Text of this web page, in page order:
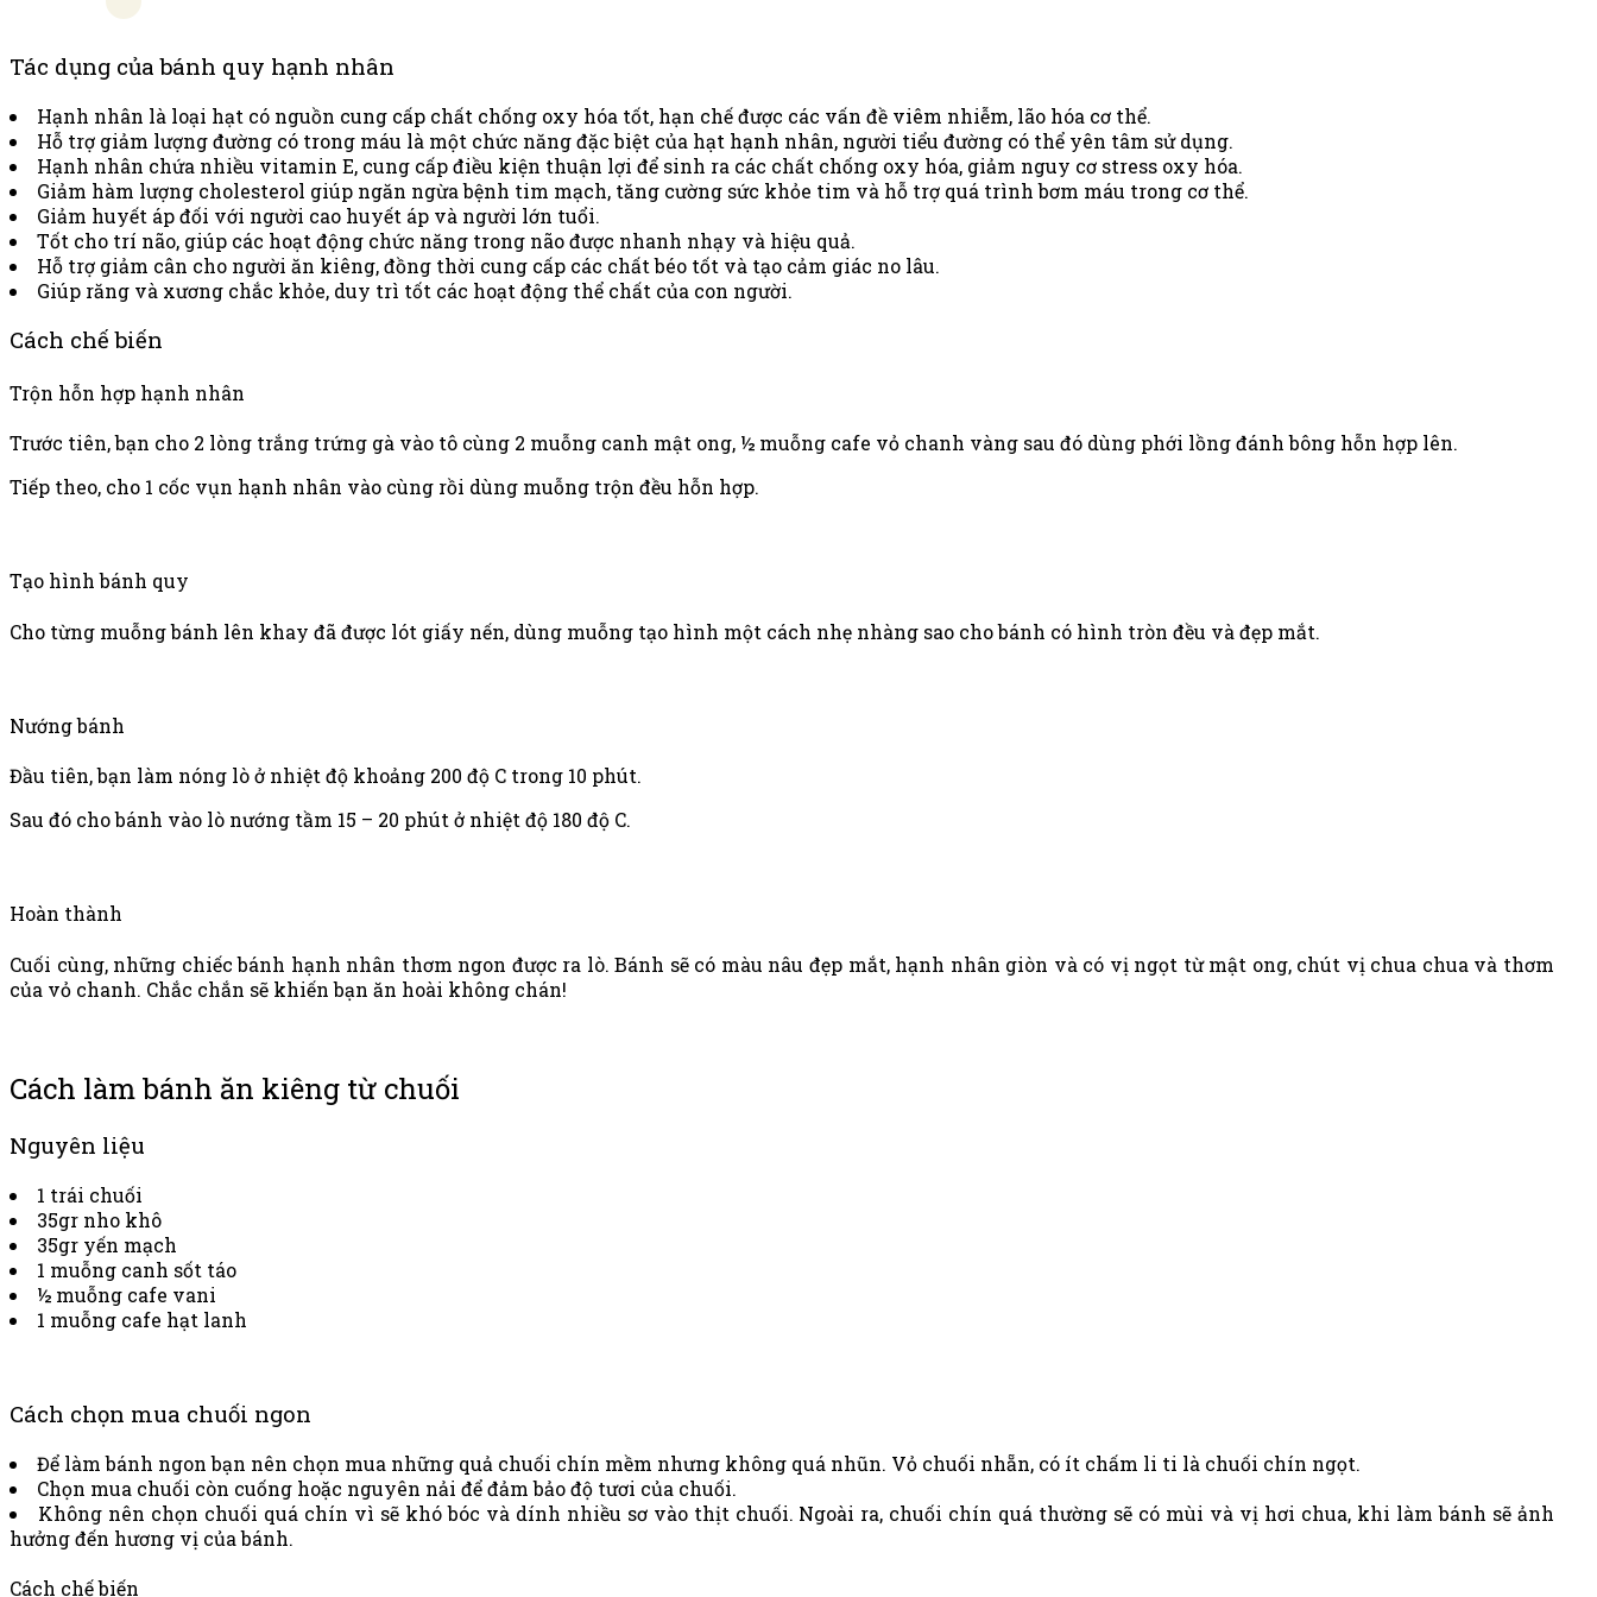
Tác dụng của bánh quy hạnh nhân
Hạnh nhân là loại hạt có nguồn cung cấp chất chống oxy hóa tốt, hạn chế được các vấn đề viêm nhiễm, lão hóa cơ thể.
Hỗ trợ giảm lượng đường có trong máu là một chức năng đặc biệt của hạt hạnh nhân, người tiểu đường có thể yên tâm sử dụng.
Hạnh nhân chứa nhiều vitamin E, cung cấp điều kiện thuận lợi để sinh ra các chất chống oxy hóa, giảm nguy cơ stress oxy hóa.
Giảm hàm lượng cholesterol giúp ngăn ngừa bệnh tim mạch, tăng cường sức khỏe tim và hỗ trợ quá trình bơm máu trong cơ thể.
Giảm huyết áp đối với người cao huyết áp và người lớn tuổi.
Tốt cho trí não, giúp các hoạt động chức năng trong não được nhanh nhạy và hiệu quả.
Hỗ trợ giảm cân cho người ăn kiêng, đồng thời cung cấp các chất béo tốt và tạo cảm giác no lâu.
Giúp răng và xương chắc khỏe, duy trì tốt các hoạt động thể chất của con người.
Cách chế biến
Trộn hỗn hợp hạnh nhân
Trước tiên, bạn cho 2 lòng trắng trứng gà vào tô cùng 2 muỗng canh mật ong, ½ muỗng cafe vỏ chanh vàng sau đó dùng phới lồng đánh bông hỗn hợp lên.
Tiếp theo, cho 1 cốc vụn hạnh nhân vào cùng rồi dùng muỗng trộn đều hỗn hợp.
Tạo hình bánh quy
Cho từng muỗng bánh lên khay đã được lót giấy nến, dùng muỗng tạo hình một cách nhẹ nhàng sao cho bánh có hình tròn đều và đẹp mắt.
Nướng bánh
Đầu tiên, bạn làm nóng lò ở nhiệt độ khoảng 200 độ C trong 10 phút.
Sau đó cho bánh vào lò nướng tầm 15 – 20 phút ở nhiệt độ 180 độ C.
Hoàn thành
Cuối cùng, những chiếc bánh hạnh nhân thơm ngon được ra lò. Bánh sẽ có màu nâu đẹp mắt, hạnh nhân giòn và có vị ngọt từ mật ong, chút vị chua chua và thơm
của vỏ chanh. Chắc chắn sẽ khiến bạn ăn hoài không chán!
Cách làm bánh ăn kiêng từ chuối
Nguyên liệu
1 trái chuối
35gr nho khô
35gr yến mạch
1 muỗng canh sốt táo
½ muỗng cafe vani
1 muỗng cafe hạt lanh
Cách chọn mua chuối ngon
Để làm bánh ngon bạn nên chọn mua những quả chuối chín mềm nhưng không quá nhũn. Vỏ chuối nhẵn, có ít chấm li ti là chuối chín ngọt.
Chọn mua chuối còn cuống hoặc nguyên nải để đảm bảo độ tươi của chuối.
Không nên chọn chuối quá chín vì sẽ khó bóc và dính nhiều sơ vào thịt chuối. Ngoài ra, chuối chín quá thường sẽ có mùi và vị hơi chua, khi làm bánh sẽ ảnh
hưởng đến hương vị của bánh.
Cách chế biến